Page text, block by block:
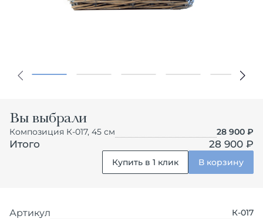
Вы выбрали
Композиция К-017, 45 см 28 900 ₽
Итого 28 900 ₽
Купить в 1 клик В корзину
Артикул К-017